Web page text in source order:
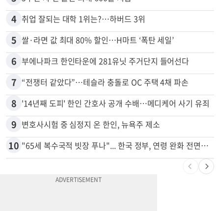
3 5주간 차 안 몰면 최대 600불 지급
4 취업 잘되는 대학 1위는?…하버드 3위
5 쌀·라면 값 최대 80% 할인…H마트 ‘폭탄 세일’
6 부에나파크 한인타운에 281유닛 주거단지 들어선다
7 “전쟁터 같았다”…테슬라 충돌로 OC 주택 4채 파손
8 '14년째 도피' 한인 간호사 공개 수배…메디케어 사기 유죄
9 변호사시험 중 심정지 온 한인, 뉴욕주 제소
"65세 복수국적 빗장 푸나"... 한국 정부, 연령 완화 전면 추진